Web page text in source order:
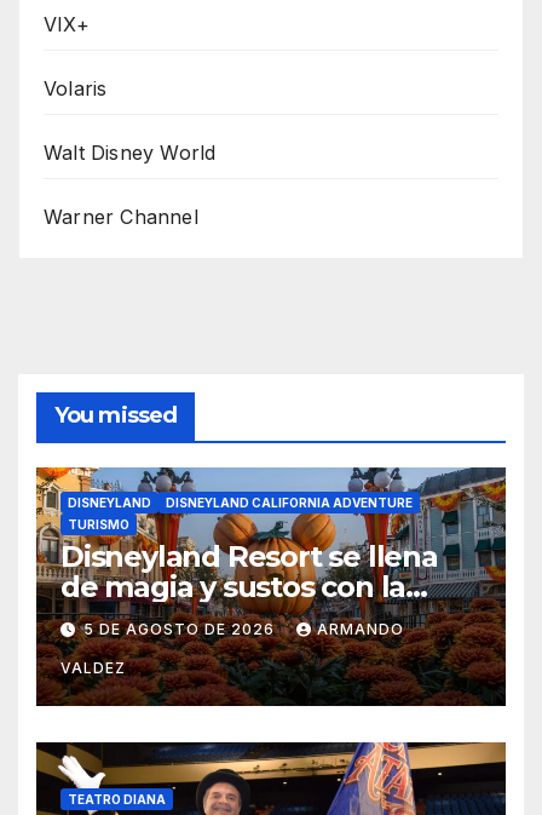
VIX+
Volaris
Walt Disney World
Warner Channel
You missed
DISNEYLAND
DISNEYLAND CALIFORNIA ADVENTURE
TURISMO
Disneyland Resort se llena
de magia y sustos con la
temporada de Halloween
2026
5 DE AGOSTO DE 2026 ARMANDO
VALDEZ
TEATRO DIANA